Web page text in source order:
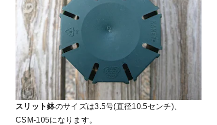
スリット鉢のサイズは3.5号(直径10.5センチ)、
CSM-105になります。